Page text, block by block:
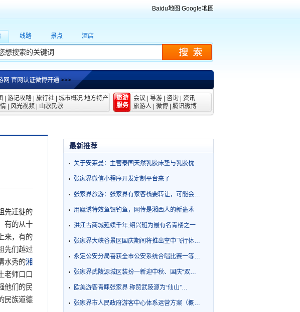
Baidu地图 Google地图
线路 景点 酒店
网 官网认证微博开通>>>
游记攻略 旅行社 城市概况 地方特产
风光视频 山歌民歌
旅游
服务
会议 导游 咨询
资讯
旅游人
微博 腾讯微博
先迁徙的
有的从十
来，有的
先们越过
水秀的湘
老师口口
他们的民
民族道德
最新推荐
关于安莱曼：主营泰国天然乳胶床垫与乳胶枕…
张家界微信小程序开发定制平台来了
张家界旅游：张家界有家客栈要转让，可能会…
用魔诱特效鱼饵钓鱼，网传是湘西人的新蛊术
洪江古商城延续千年.绍兴班为最有名青楼之一
张家界大峡谷景区国庆期间将推出空中飞行体…
永定公安分局喜获全市公安系统合唱比赛一等…
张家界武陵源城区装扮一新迎中秋、国庆“双…
欧美游客青睐张家界 称赞武陵源为“仙山”…
张家界市人民政府游客中心体系运营方案（概…